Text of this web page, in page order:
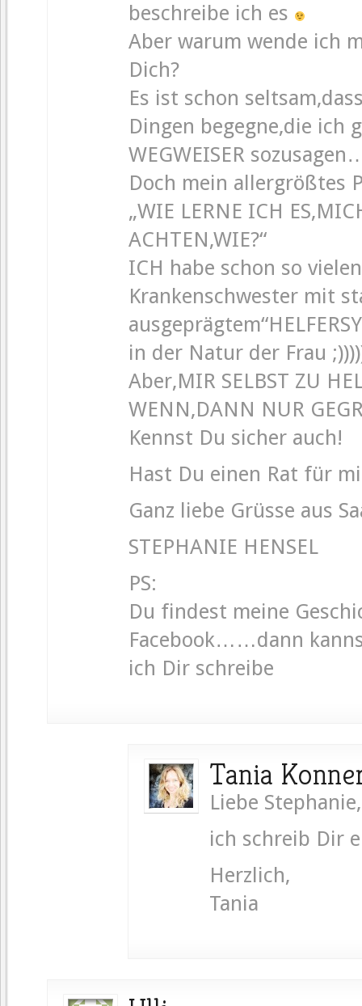
beschreibe ich es
Aber warum wende ich
Dich?
Es ist schon
Dingen begegne,die ich
WEGWEISER
Doch mein allergrößtes
„WIE LERNE ICH
ACHTEN,WIE?“
ICH habe schon so
Krankenschwester mit
in der Natur der Frau
Aber,MIR SELBST ZU
WENN,DANN NUR
Kennst Du sicher auch!
Hast Du einen Rat für
Ganz liebe Grüsse aus
STEPHANIE HENSEL
PS:
Du findest meine
Facebook……dann
ich Dir schreibe
Tania
Liebe Stephanie,
ich schreib Dir
Herzlich,
Tania